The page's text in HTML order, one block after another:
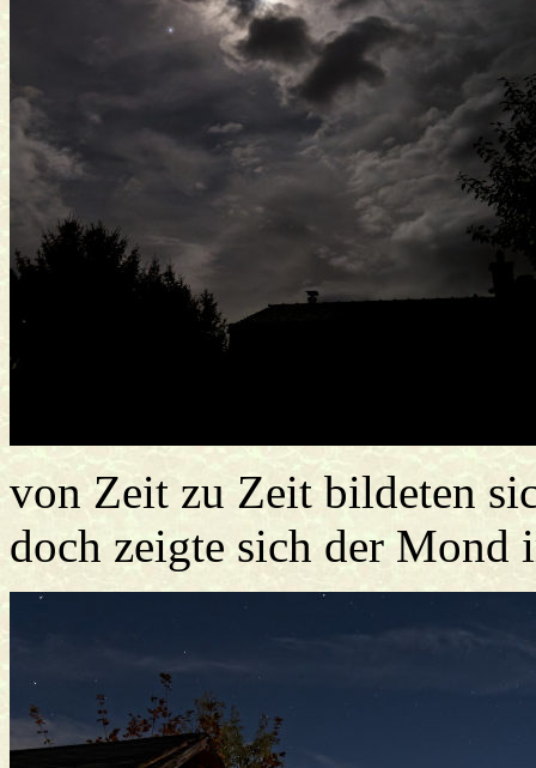
von Zeit zu Zeit bildeten
doch zeigte sich der